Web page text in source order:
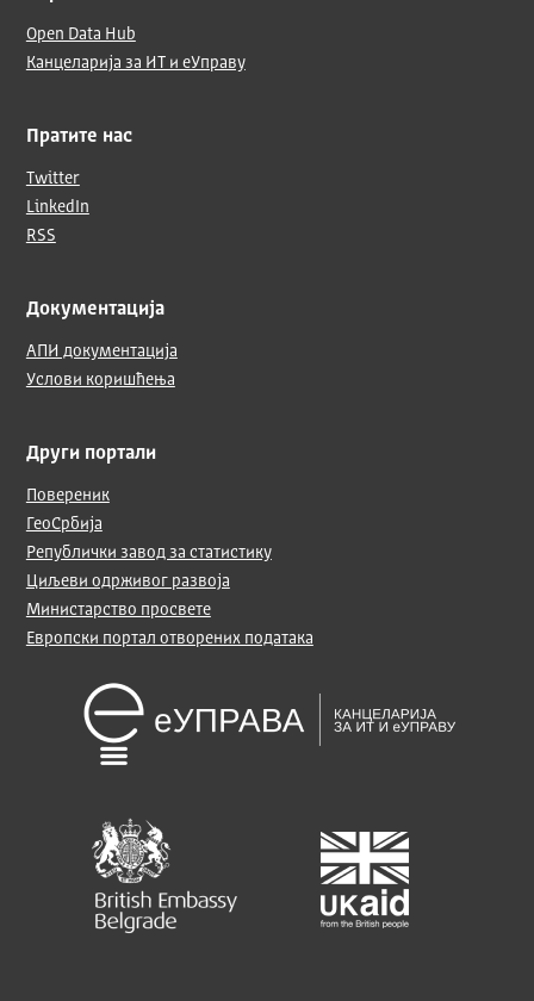
Open Data Hub
Канцеларија за ИТ и еУправу
Пратите нас
Twitter
LinkedIn
RSS
Документација
АПИ документација
Услови коришћења
Други портали
Повереник
ГеоСрбија
Републички завод за статистику
Циљеви одрживог развоја
Министарство просвете
Европски портал отворених података